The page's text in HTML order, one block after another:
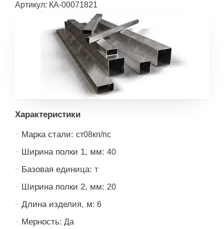
Артикул: КА-00071821
Характеристики
Марка стали: ст08кп/пс
Ширина полки 1, мм: 40
Базовая единица: т
Ширина полки 2, мм: 20
Длина изделия, м: 6
Мерность: Да